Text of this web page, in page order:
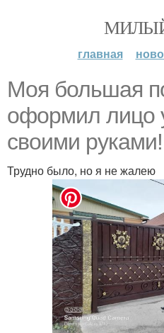
главная
Моя большая
оформил лицо
своими руками!
Трудно было, но я не жалею